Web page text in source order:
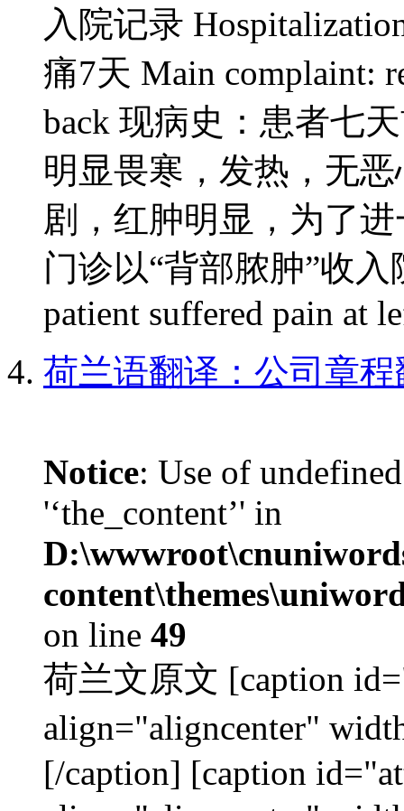
入院记录
痛7天 Main complaint:
back 现病史：患者七
明显畏寒，发热，无
剧，红肿明显，为了
门诊以“背部脓肿”收入
patient suffered pain at
荷兰语翻译：公司章
Notice: Use of
'‘the_content’' in
on line 49
荷兰文原文 [caption
align="aligncenter"
[/caption] [caption